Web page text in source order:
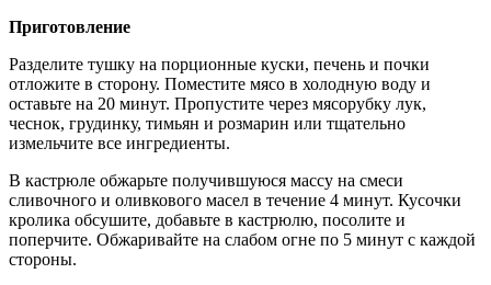
Приготовление
Разделите тушку на порционные куски, печень и почки
отложите в сторону. Поместите мясо в холодную воду и
оставьте на 20 минут. Пропустите через мясорубку лук,
чеснок, грудинку, тимьян и розмарин или тщательно
измельчите все ингредиенты.
В кастрюле обжарьте получившуюся массу на смеси
сливочного и оливкового масел в течение 4 минут. Кусочки
кролика обсушите, добавьте в кастрюлю, посолите и
поперчите. Обжаривайте на слабом огне по 5 минут с каждой
стороны.